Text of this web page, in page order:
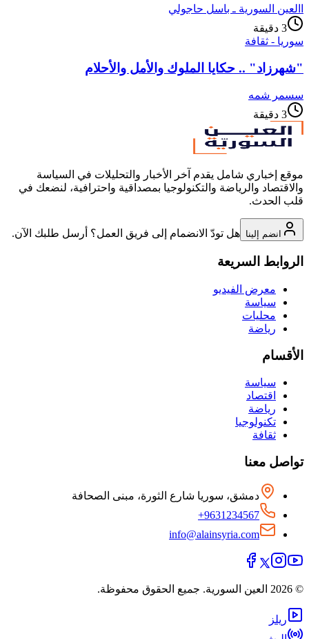
العين السورية ـ باسل حاجولي
3 دقيقة
سوريا - ثقافة
"شهرزاد" .. حكايا الملوك والأمل والأحلام
سسمر شمه
3 دقيقة
موقع إخباري شامل يقدم آخر الأخبار والتحليلات في السياسة
والاقتصاد والرياضة والتكنولوجيا بمصداقية واحترافية، لنضعك في
قلب الحدث.
انضم إلينا هل تودّ الانضمام إلى فريق العمل؟ أرسل طلبك الآن.
الروابط السريعة
معرض الفيديو
سياسة
محليات
رياضة
الأقسام
سياسة
اقتصاد
رياضة
تكنولوجيا
ثقافة
تواصل معنا
دمشق، سوريا شارع الثورة، مبنى الصحافة
+9631234567
info@alainsyria.com
© 2026 العين السورية. جميع الحقوق محفوظة.
ريلز